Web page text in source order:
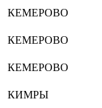
КЕМЕРОВО
КЕМЕРОВО
КЕМЕРОВО
КИМРЫ